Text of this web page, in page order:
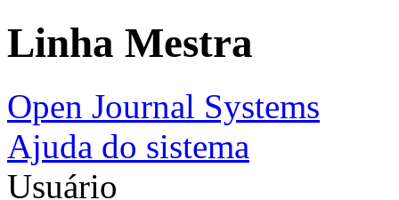
Linha Mestra
Open Journal Systems
Ajuda do sistema
Usuário